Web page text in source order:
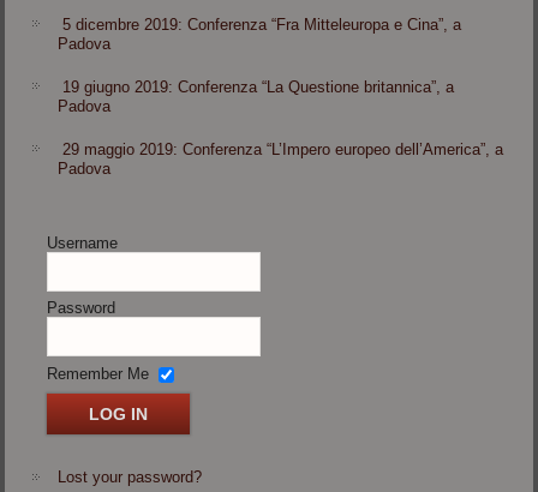
5 dicembre 2019: Conferenza “Fra Mitteleuropa e Cina”, a
Padova
19 giugno 2019: Conferenza “La Questione britannica”, a
Padova
29 maggio 2019: Conferenza “L’Impero europeo dell’America”, a
Padova
Username
Password
Remember Me
Lost your password?